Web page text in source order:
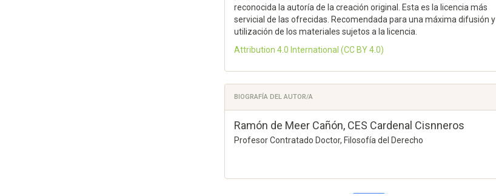
reconocida la autoría de la creación original. Esta es la licencia más
servicial de las ofrecidas. Recomendada para una máxima difusión y
utilización de los materiales sujetos a la licencia.
Attribution 4.0 International (CC BY 4.0)
BIOGRAFÍA DEL AUTOR/A
Ramón de Meer Cañón, CES Cardenal Cisnneros
Profesor Contratado Doctor, Filosofía del Derecho